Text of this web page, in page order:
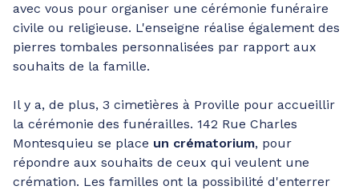
avec vous pour organiser une cérémonie funéraire
civile ou religieuse. L'enseigne réalise également des
pierres tombales personnalisées par rapport aux
souhaits de la famille.
Il y a, de plus, 3 cimetières à Proville pour accueillir
la cérémonie des funérailles. 142 Rue Charles
Montesquieu se place un crématorium, pour
répondre aux souhaits de ceux qui veulent une
crémation. Les familles ont la possibilité d'enterrer